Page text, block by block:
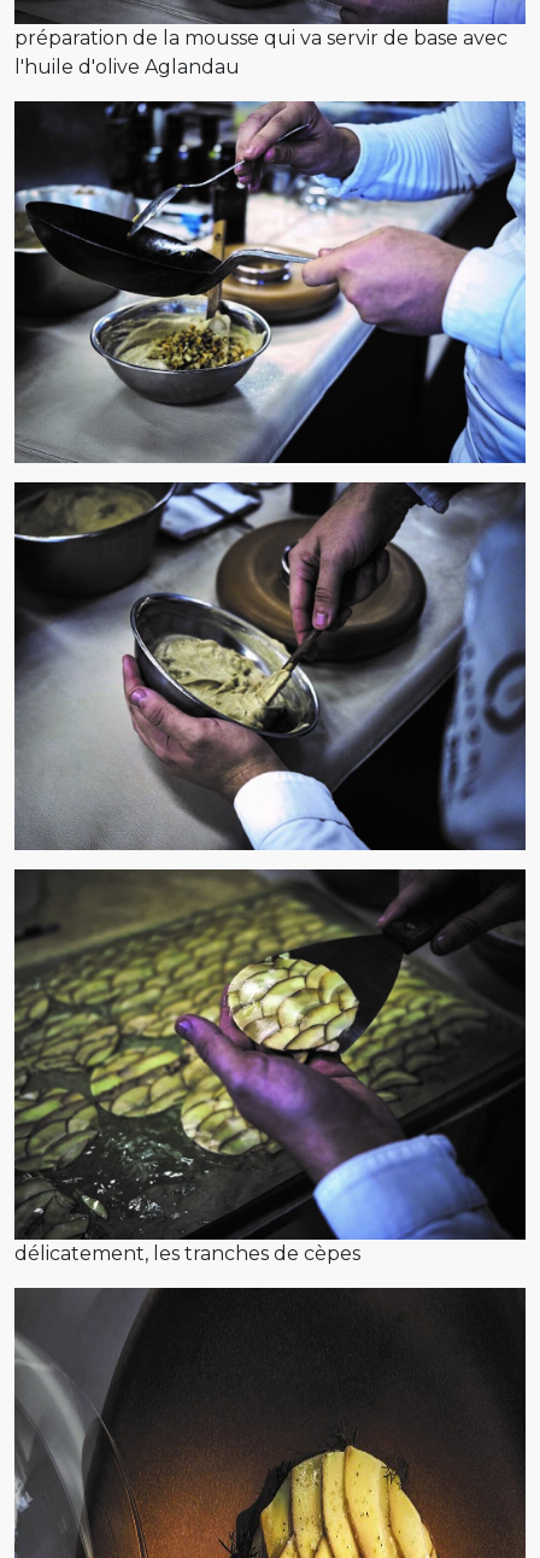
préparation de la mousse qui va servir de base avec
l'huile d'olive Aglandau
délicatement, les tranches de cèpes